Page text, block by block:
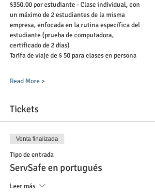
$350.00 por estudiante - Clase individual, con
un máximo de 2 estudiantes de la misma
empresa, enfocada en la rutina específica del
estudiante (prueba de computadora,
certificado de 2 días)
Tarifa de viaje de $ 50 para clases en persona
Read More >
Tickets
Venta finalizada
Tipo de entrada
ServSafe en portugués
Leer más